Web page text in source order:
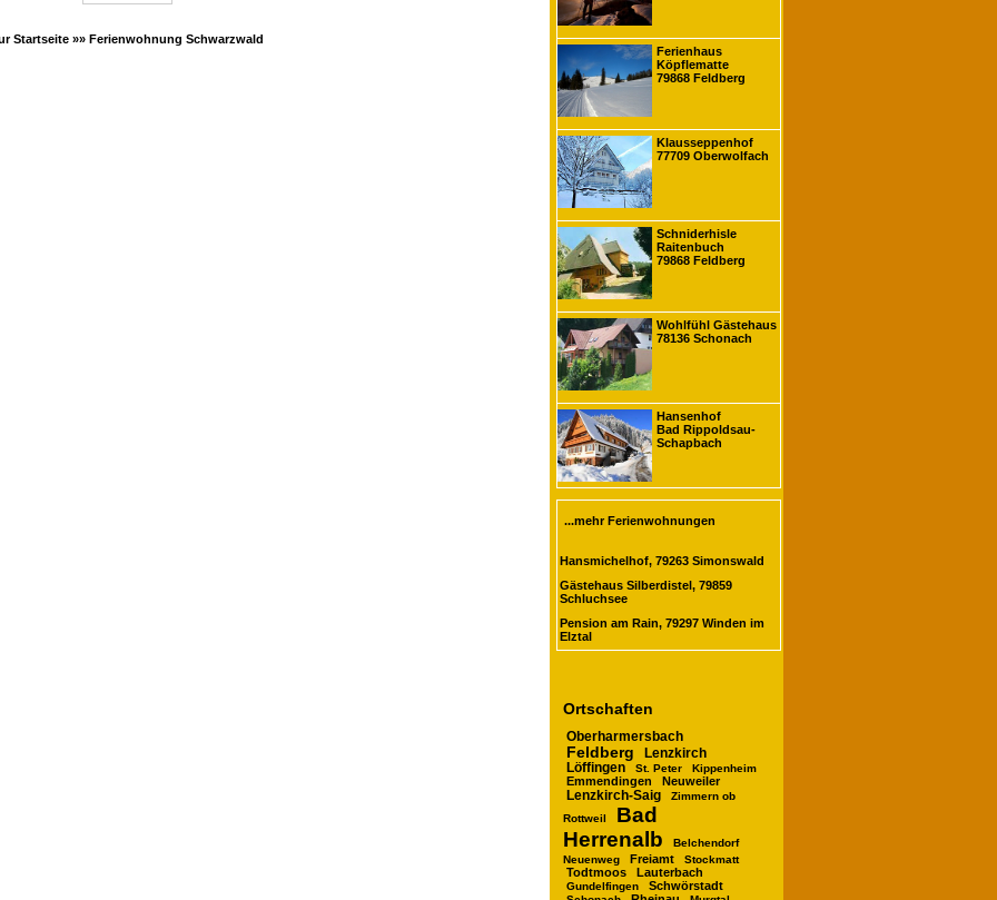
Startseite »» Ferienwohnung Schwarzwald
Ferienhaus
Köpflematte
79868 Feldberg
Klausseppenhof
77709 Oberwolfach
Schniderhisle
Raitenbuch
79868 Feldberg
Wohlfühl Gästehaus
78136 Schonach
Hansenhof
Bad Rippoldsau-
Schapbach
...mehr Ferienwohnungen
Hansmichelhof, 79263 Simonswald
Gästehaus Silberdistel, 79859
Schluchsee
Pension am Rain, 79297 Winden im
Elztal
Ortschaften
Oberharmersbach
Feldberg Lenzkirch
Löffingen St. Peter Kippenheim
Emmendingen Neuweiler
Lenzkirch-Saig
Zimmern ob
Rottweil
Bad
Herrenalb
Belchendorf
Neuenweg
Freiamt Stockmatt
Todtmoos Lauterbach
Gundelfingen Schwörstadt